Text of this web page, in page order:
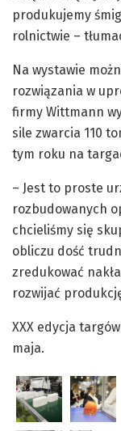
produkujemy
rolnictwie –
Na wystawie
rozwiązania w
firmy Wittmann
sile zwarcia 110
tym roku na
– Jest to proste
rozbudowanych
chcieliśmy się
obliczu dość
zredukować
rozwijać
XXX edycja
maja.